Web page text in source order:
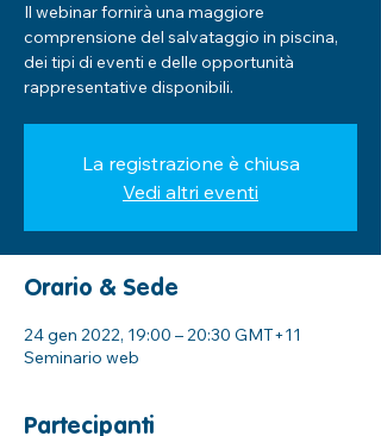
Il webinar fornirà una maggiore
comprensione del salvataggio in piscina,
dei tipi di eventi e delle opportunità
rappresentative disponibili.
La registrazione è chiusa
Vedi altri eventi
Orario & Sede
24 gen 2022, 19:00 – 20:30 GMT+11
Seminario web
Partecipanti